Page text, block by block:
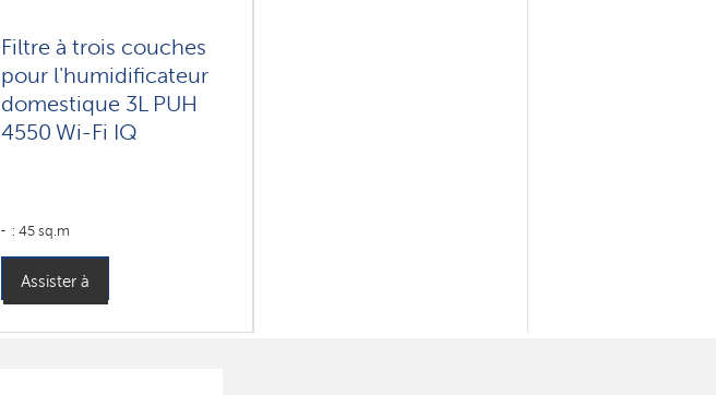
Filtre à trois couches
pour l'humidificateur
domestique 3L PUH
4550 Wi-Fi IQ
: 45 sq.m
Assister à